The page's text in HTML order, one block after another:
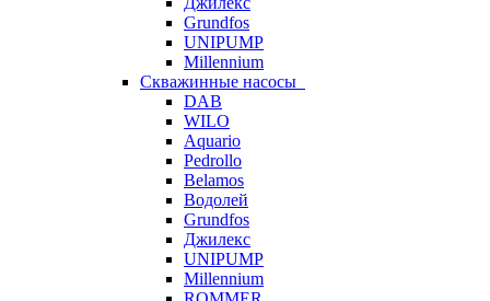
Grundfos
UNIPUMP
Millennium
Скважинные насосы
DAB
WILO
Aquario
Pedrollo
Belamos
Водолей
Grundfos
Джилекс
UNIPUMP
Millennium